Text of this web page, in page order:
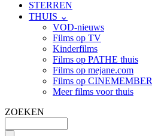
STERREN
THUIS ⌄
VOD-nieuws
Films op TV
Kinderfilms
Films op PATHE thuis
Films op mejane.com
Films op CINEMEMBER
Meer films voor thuis
ZOEKEN